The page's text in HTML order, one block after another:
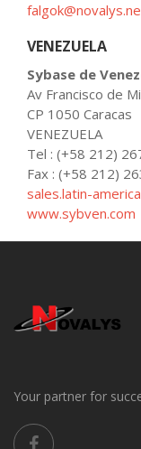
VENEZUELA
Sybase de
Av Francisco de
CP 1050 Caracas
VENEZUELA
Tel : (+58 212)
Fax : (+58 212)
sales.latin-
www.sybven.com
Your partner for